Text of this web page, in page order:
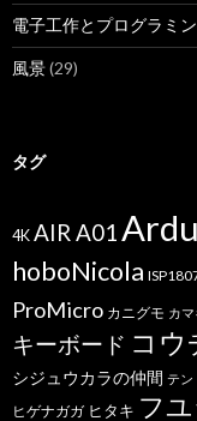
電子工作とプログラミ
風景(29)
タグ
4K AIR A01
hoboNicola
ProMicro カニグモ カマ
キーボード コウ
シジュウカラの仲間 テン
ヒゲナガガ ヒタキ フ